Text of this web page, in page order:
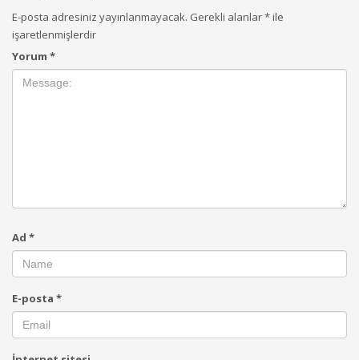
E-posta adresiniz yayınlanmayacak. Gerekli alanlar*ile
işaretlenmişlerdir
Yorum *
Ad *
E-posta *